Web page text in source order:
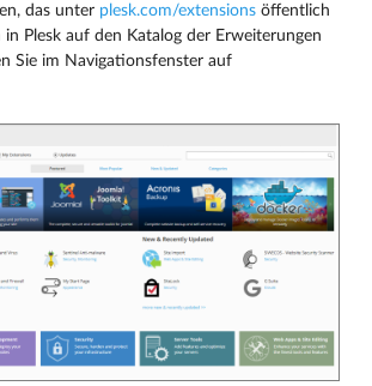
das unter plesk.com/extensions öffentlich
in Plesk auf den Katalog der Erweiterungen
Sie im Navigationsfenster auf